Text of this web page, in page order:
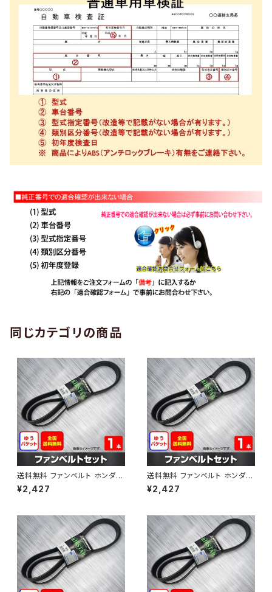
同じカテゴリの商品
送料無料 ファンベルト ホンダ
ゼスト 型式JE1 H18.03～H24.
11 （国内トップメーカー） 1本 H
¥2,427
送料無料 ファンベルト ホンダ ラ
イフ 型式JB6 H15.09～H20.1
1 （国内トップメーカー） 1本 HA
¥2,427